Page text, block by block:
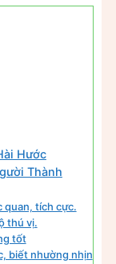
Hước
Thành
quan, tích cực.
thú vị.
tốt
biết nhường nhịn